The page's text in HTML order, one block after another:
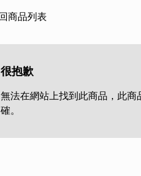
商品列表
很抱歉
無法在網站上找到此商品，此
確。